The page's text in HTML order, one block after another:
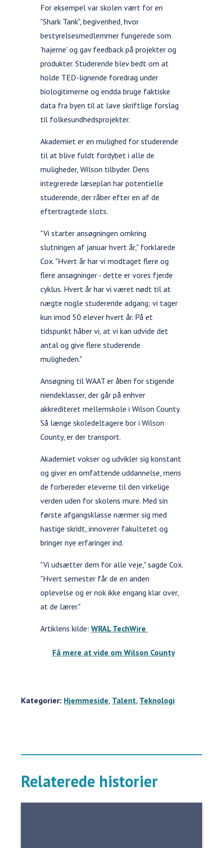
For eksempel var skolen vært for en
"Shark Tank", begivenhed, hvor
bestyrelsesmedlemmer fungerede som
'hajerne' og gav feedback på projekter og
produkter. Studerende blev bedt om at
holde TED-lignende foredrag under
biologitimerne og endda bruge faktiske
data fra byen til at lave skriftlige forslag
til folkesundhedsprojekter.
Akademiet er en mulighed for studerende
til at blive fuldt fordybet i alle de
muligheder, Wilson tilbyder. Dens
integrerede læseplan har potentielle
studerende, der råber efter en af de
eftertragtede slots.
"Vi starter ansøgningen omkring
slutningen af januar hvert år," forklarede
Cox. "Hvert år har vi modtaget flere og
flere ansøgninger - dette er vores fjerde
cyklus. Hvert år har vi været nødt til at
nægte nogle studerende adgang; vi tager
kun imod 50 elever hvert år. På et
tidspunkt håber vi, at vi kan udvide det
antal og give flere studerende
muligheden."
Ansøgning til WAAT er åben for stigende
niendeklasser, der går på enhver
akkrediteret mellemskole i Wilson County.
Så længe skoledeltagere bor i Wilson
County, er der transport.
Akademiet vokser og udvikler sig konstant
og giver en omfattende uddannelse, mens
de forbereder eleverne til den virkelige
verden uden for skolens mure. Med sin
første afgangsklasse nærmer sig med
hastige skridt, innoverer fakultetet og
bringer nye erfaringer ind.
"Vi udsætter dem for alle veje," sagde Cox.
"Hvert semester får de en anden
oplevelse og er nok ikke engang klar over,
at de lærer."
Artiklens kilde: WRAL TechWire
Få mere at vide om Wilson County
Kategorier: Hjemmeside Talent Teknologi
Relaterede historier